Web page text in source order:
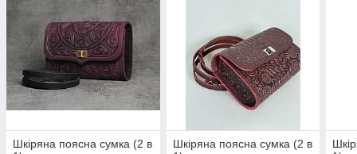
Шкіряна поясна сумка (2 в
Шкіряна поясна сумка (2 в